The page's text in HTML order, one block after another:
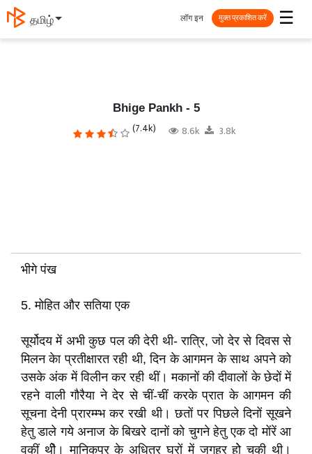
தமிழ் ☰
लॉग इन मुक्त प्रकाशित करें
Bhige Pankh - 5
(7.4k) 8.6k 3.8k
भीगे पंख
5. मोहित और सतिया एक
सूर्योदय में अभी कुछ पल की देरी थी- रात्रि, जो देर से दिवस से
मिलन केा प्रतीक्षारत रही थी, दिन के आगमन के साथ अपने को
उसके अंक में विलीन कर रही थीं। मकानों की दीवालों के छेदों में
रहने वाली गौरैया ने देर से चीं-चीं करके प्रात के आगमन की
सूचना देनी प्रारम्म्भ कर रखी थी। छतों पर पिछले दिनों सूखने
हेतु डाले गये अनाज के बिखरे दानों को चुगने हेतु एक दो मोंरें आ
वुकीं थीे। मानिकपुर के अधितर घरों में जगहर होे चुकी थी।